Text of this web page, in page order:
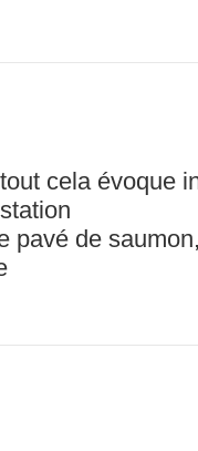
cela évoque
pavé de